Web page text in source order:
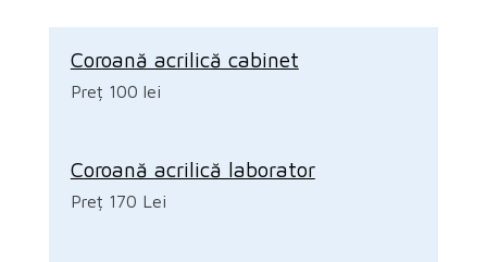
Coroană acrilică cabinet
Preț 100 lei
Coroană acrilică laborator
Preț 170 Lei